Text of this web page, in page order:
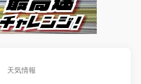
天気情報